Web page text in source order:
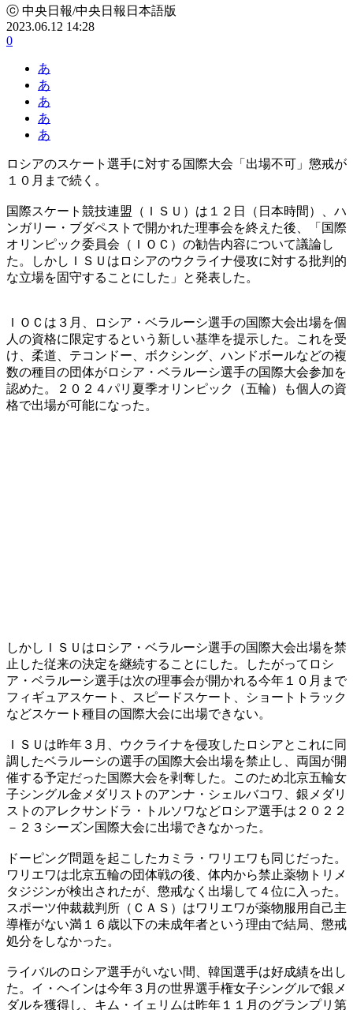
ⓒ 中央日報/中央日報日本語版
2023.06.12 14:28
0
あ
あ
あ
あ
あ
ロシアのスケート選手に対する国際大会「出場不可」懲戒が
１０月まで続く。
国際スケート競技連盟（ＩＳＵ）は１２日（日本時間）、ハ
ンガリー・ブダペストで開かれた理事会を終えた後、「国際
オリンピック委員会（ＩＯＣ）の勧告内容について議論し
た。しかしＩＳＵはロシアのウクライナ侵攻に対する批判的
な立場を固守することにした」と発表した。
ＩＯＣは３月、ロシア・ベラルーシ選手の国際大会出場を個
人の資格に限定するという新しい基準を提示した。これを受
け、柔道、テコンドー、ボクシング、ハンドボールなどの複
数の種目の団体がロシア・ベラルーシ選手の国際大会参加を
認めた。２０２４パリ夏季オリンピック（五輪）も個人の資
格で出場が可能になった。
しかしＩＳＵはロシア・ベラルーシ選手の国際大会出場を禁
止した従来の決定を継続することにした。したがってロシ
ア・ベラルーシ選手は次の理事会が開かれる今年１０月まで
フィギュアスケート、スピードスケート、ショートトラック
などスケート種目の国際大会に出場できない。
ＩＳＵは昨年３月、ウクライナを侵攻したロシアとこれに同
調したベラルーシの選手の国際大会出場を禁止し、両国が開
催する予定だった国際大会を剥奪した。このため北京五輪女
子シングル金メダリストのアンナ・シェルバコワ、銀メダリ
ストのアレクサンドラ・トルソワなどロシア選手は２０２２
－２３シーズン国際大会に出場できなかった。
ドーピング問題を起こしたカミラ・ワリエワも同じだった。
ワリエワは北京五輪の団体戦の後、体内から禁止薬物トリメ
タジジンが検出されたが、懲戒なく出場して４位に入った。
スポーツ仲裁裁判所（ＣＡＳ）はワリエワが薬物服用自己主
導権がない満１６歳以下の未成年者という理由で結局、懲戒
処分をしなかった。
ライバルのロシア選手がいない間、韓国選手は好成績を出し
た。イ・ヘインは今年３月の世界選手権女子シングルで銀メ
ダルを獲得し、キム・イェリムは昨年１１月のグランプリ第